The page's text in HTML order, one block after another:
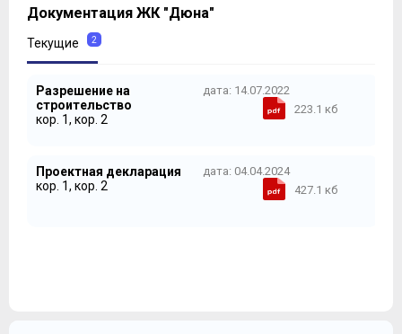
Документация ЖК "Дюна"
Текущие 2
Разрешение на
строительство
кор. 1, кор. 2
дата: 14.07.2022
223.1 кб
Проектная декларация
кор. 1, кор. 2
дата: 04.04.2024
427.1 кб